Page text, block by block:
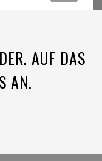
AUF DAS "
AN.